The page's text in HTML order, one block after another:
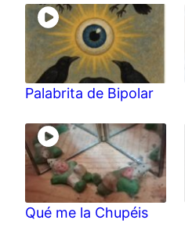
Palabrita de Bipolar
Qué me la Chupéis